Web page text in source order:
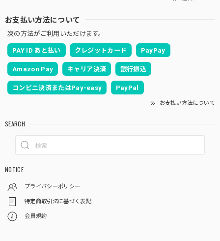
お支払い方法について
次の方法がご利用いただけます。
PAY ID あと払い クレジットカード PayPay
Amazon Pay キャリア決済 銀行振込
コンビニ決済またはPay-easy PayPal
お支払い方法について
SEARCH
NOTICE
プライバシーポリシー
特定商取引法に基づく表記
会員規約